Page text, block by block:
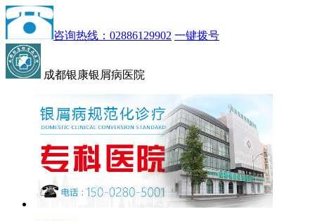
咨询热线：02886129902 一键拨号
成都银康银屑病医院